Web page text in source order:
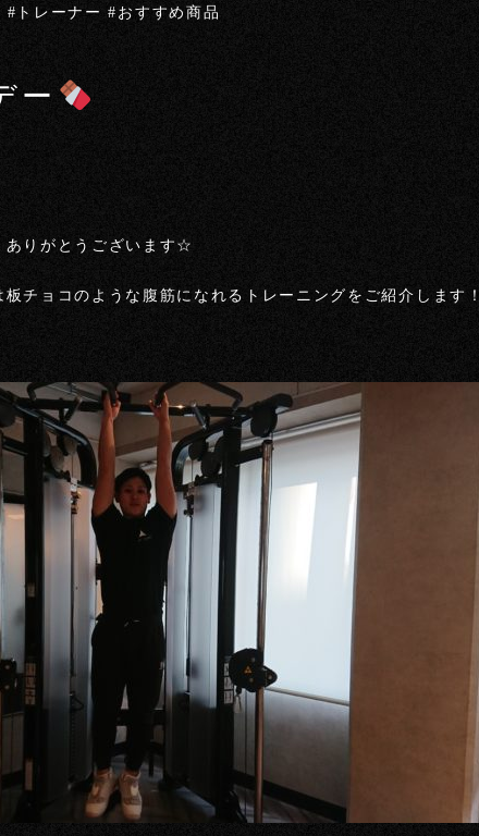
#トレーナー #おすすめ商品
ー
ありがとうございます☆
チョコのような腹筋になれるトレーニングをご紹介します